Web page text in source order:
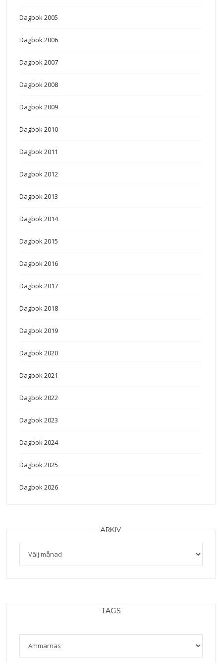
Dagbok 2005
Dagbok 2006
Dagbok 2007
Dagbok 2008
Dagbok 2009
Dagbok 2010
Dagbok 2011
Dagbok 2012
Dagbok 2013
Dagbok 2014
Dagbok 2015
Dagbok 2016
Dagbok 2017
Dagbok 2018
Dagbok 2019
Dagbok 2020
Dagbok 2021
Dagbok 2022
Dagbok 2023
Dagbok 2024
Dagbok 2025
Dagbok 2026
ARKIV
Arkiv
TAGS